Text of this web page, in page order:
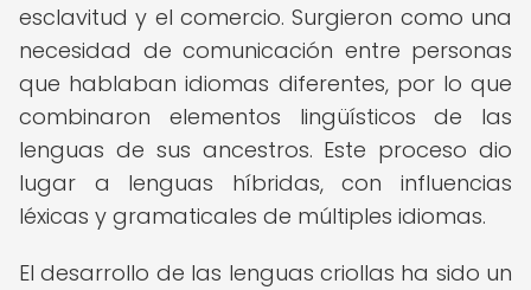
esclavitud y el comercio. Surgieron como una
necesidad de comunicación entre personas
que hablaban idiomas diferentes, por lo que
combinaron elementos lingüísticos de las
lenguas de sus ancestros. Este proceso dio
lugar a lenguas híbridas, con influencias
léxicas y gramaticales de múltiples idiomas.
El desarrollo de las lenguas criollas ha sido un